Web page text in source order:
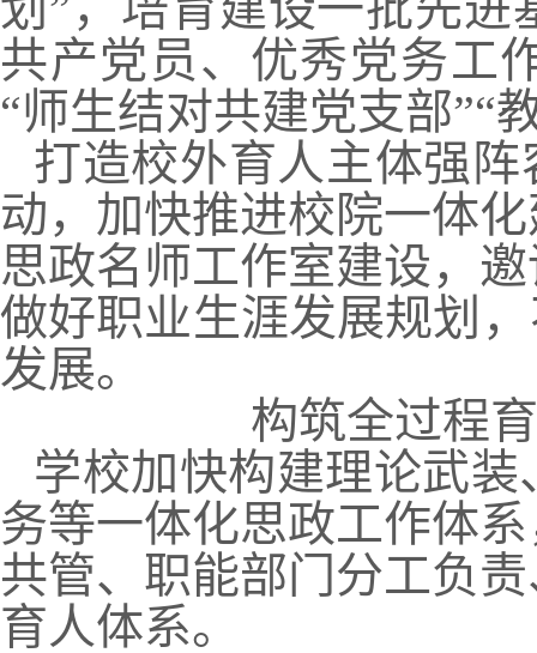
共产党员、优秀党务工
“师生结对共建党支部”“
打造校外育人主体强
动，加快推进校院一体
思政名师工作室建设，
做好职业生涯发展规划
发展。
构筑全过程
学校加快构建理论武
务等一体化思政工作体
共管、职能部门分工负
育人体系。